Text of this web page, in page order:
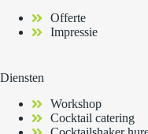
Offerte
Impressie
Diensten
Workshop
Cocktail catering